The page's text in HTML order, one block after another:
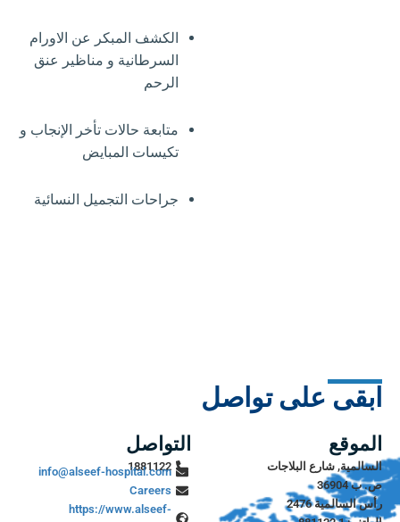
الكشف المبكر عن الاورام
السرطانية و مناظير عنق
الرحم
متابعة حالات تأخر الإنجاب و
تكيسات المبايض
جراحات التجميل النسائية
ابقى على تواصل
الموقع
السالمية, شارع البلاجات
ص. ب 36904
رأس السالمية 2476
التواصل
1881122
info@alseef-hospital.com
Careers
https://www.alseef-